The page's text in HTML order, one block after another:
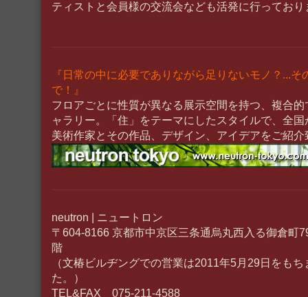
ティストと会員様の交流会なども活発に行っており
『日常の中に必要でありながら足りないモノ？...そ
で！』
フロアごとに性質が異なる展示空間を持つ、複合
ャラリー。「住」をテーマにしたスタイルで、全
美術作家とその作品、デザイン、アイデアをご紹介
neutron | ニュートロン
〒604-8166 京都市中京区三条通烏丸西入る御倉
階
（文椿ビルヂングでの営業は2011年5月29日をも
た。）
TEL&FAX 075-211-4588